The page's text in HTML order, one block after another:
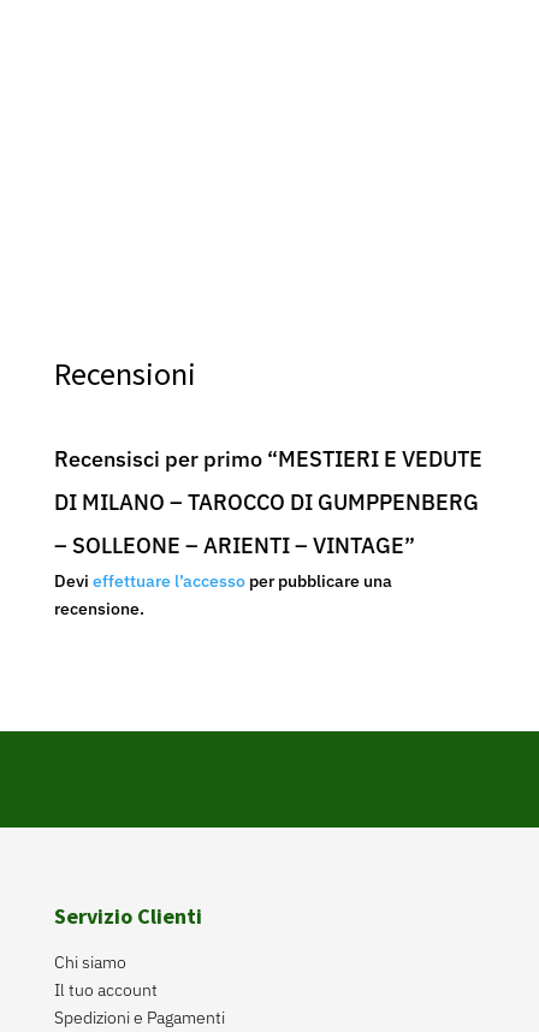
Recensioni
Recensisci per primo “MESTIERI E VEDUTE
DI MILANO – TAROCCO DI GUMPPENBERG
– SOLLEONE – ARIENTI – VINTAGE”
Devi effettuare l’accessoper pubblicare una
recensione.
Servizio Clienti
Chi siamo
Il tuo account
Spedizioni e Pagamenti